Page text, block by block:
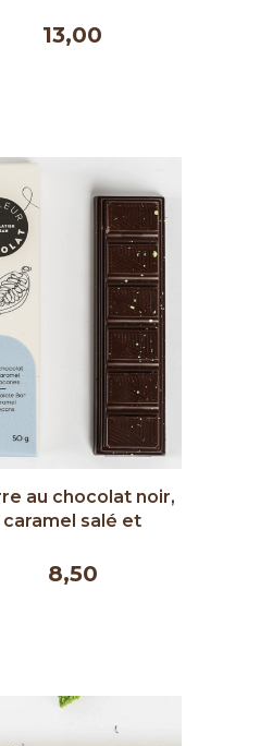
13,00
au chocolat noir,
caramel salé et
Chocolat 50g
8,50